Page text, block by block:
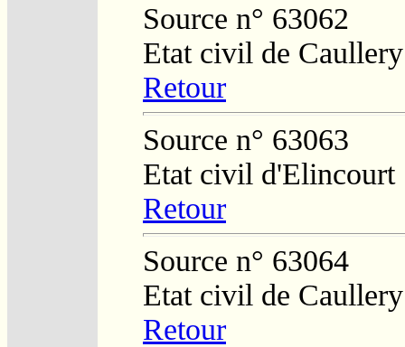
Source n° 63062
Etat civil de
Retour
Source n° 63063
Etat civil d'Elincourt
Retour
Source n° 63064
Etat civil de Caullery
Retour